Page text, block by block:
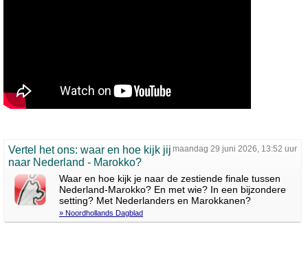
maandag 29 juni 2026, 13:52 uur
Vertel het ons: waar en hoe kijk jij
naar Nederland - Marokko?
Waar en hoe kijk je naar de zestiende finale tussen
Nederland-Marokko? En met wie? In een bijzondere
setting? Met Nederlanders en Marokkanen?
» Noordhollands Dagblad